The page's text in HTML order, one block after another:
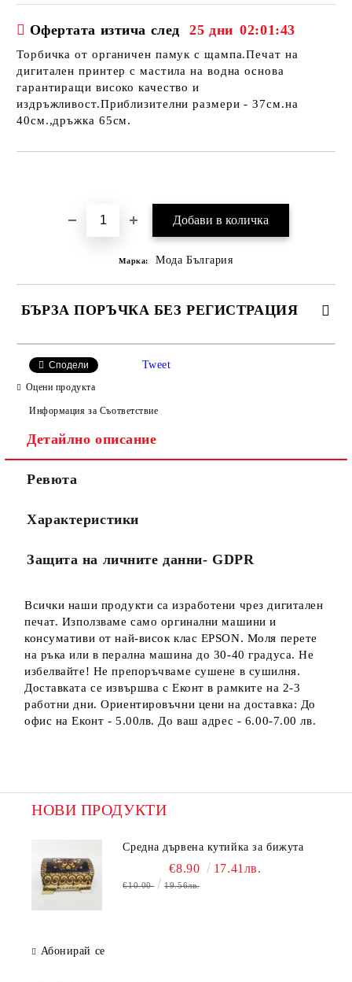
Офертата изтича след 25 дни 02:01:43
Торбичка от органичен памук с щампа.Печат на
дигитален принтер с мастила на водна основа
гарантиращи високо качество и
издръжливост.Приблизителни размери - 37см.на
40см.,дръжка 65см.
Марка: Мода България
БЪРЗА ПОРЪЧКА БЕЗ РЕГИСТРАЦИЯ
Съгласен съм с
Ние ще се свържем с вас в рамките на работния ден.
Сподели Tweet
Оцени продукта
Информация за Съответствие
Детайлно описание
Ревюта
Характеристики
Защита на личните данни- GDPR
Всички наши продукти са изработени чрез дигитален
печат. Използваме само оргинални машини и
консумативи от най-висок клас EPSON. Моля перете
на ръка или в перална машина до 30-40 градуса. Не
избелвайте! Не препоръчваме сушене в сушилня.
Доставката се извършва с Еконт в рамките на 2-3
работни дни. Ориентировъчни цени на доставка: До
офис на Еконт - 5.00лв. До ваш адрес - 6.00-7.00 лв.
НОВИ ПРОДУКТИ
Средна дървена кутийка за бижута
€8.90 17.41лв.
€10.00 19.56лв.
Абонирай се